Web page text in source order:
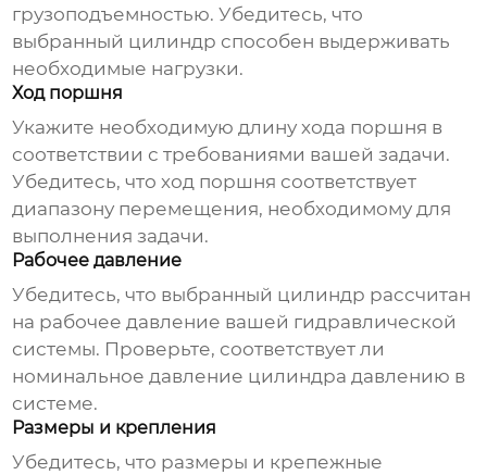
грузоподъемностью. Убедитесь, что
выбранный цилиндр способен выдерживать
необходимые нагрузки.
Ход поршня
Укажите необходимую длину хода поршня в
соответствии с требованиями вашей задачи.
Убедитесь, что ход поршня соответствует
диапазону перемещения, необходимому для
выполнения задачи.
Рабочее давление
Убедитесь, что выбранный цилиндр рассчитан
на рабочее давление вашей гидравлической
системы. Проверьте, соответствует ли
номинальное давление цилиндра давлению в
системе.
Размеры и крепления
Убедитесь, что размеры и крепежные